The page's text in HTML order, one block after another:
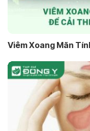
Viêm Xoang Mãn